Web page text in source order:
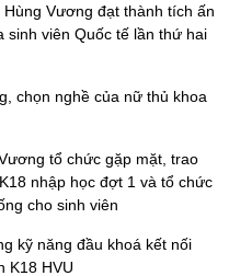
Vương đạt thành tích ấn
sinh viên Quốc tế lần thứ hai
chọn nghề của nữ thủ khoa
tổ chức gặp mặt, trao
nhập học đợt 1 và tổ chức
cho sinh viên
kỹ năng đầu khoá kết nối
K18 HVU